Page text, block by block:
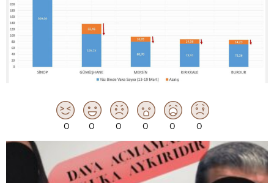
0 0 0 0 0 0